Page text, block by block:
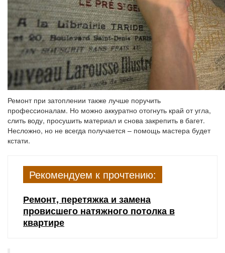
Ремонт при затоплении также лучше поручить
профессионалам. Но можно аккуратно отогнуть край от угла,
слить воду, просушить материал и снова закрепить в багет.
Несложно, но не всегда получается – помощь мастера будет
кстати.
Рекомендуем к прочтению:
Ремонт, перетяжка и замена
провисшего натяжного потолка в
квартире